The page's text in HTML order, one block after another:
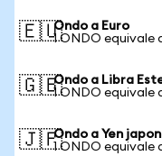
🇪🇺Ondo a Euro
1 ONDO
🇬🇧Ondo a Libra
1 ONDO equivale
🇯🇵Ondo a Yen
1 ONDO equivale